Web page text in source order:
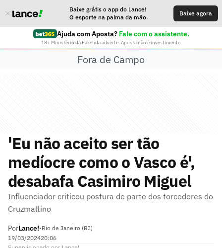
Baixe grátis o app do Lance!
O esporte na palma da mão.
Baixe agora
Ajuda com Aposta? Fale com o assistente.
18+ Ministério da Fazenda adverte: Aposta não é investimento
Fora de Campo
'Eu não aceito ser tão
medíocre como o Vasco é',
desabafa Casimiro Miguel
Influenciador criticou postura de parte dos torcedores do
Cruzmaltino
PorLance!•Rio de Janeiro (RJ)
19/03/202420:06